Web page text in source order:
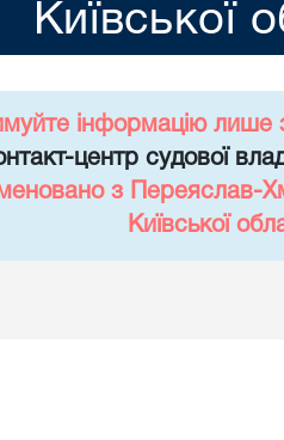
Київської
інформацію лише
центр судової
з Переяслав-
Київської